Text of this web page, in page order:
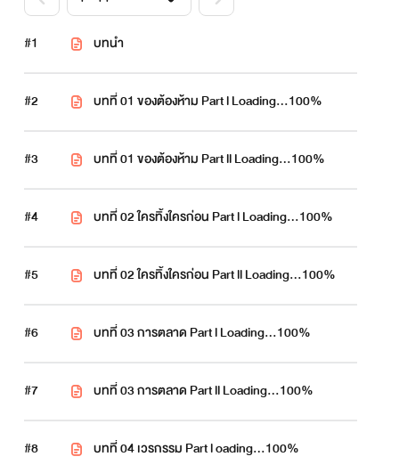
#1 บทนำ
#2 บทที่ 01 ของต้องห้าม Part l Loading…100%
#3 บทที่ 01 ของต้องห้าม Part ll Loading…100%
#4 บทที่ 02 ใครทิ้งใครก่อน Part l Loading…100%
#5 บทที่ 02 ใครทิ้งใครก่อน Part ll Loading…100%
#6 บทที่ 03 การตลาด Part l Loading…100%
#7 บทที่ 03 การตลาด Part ll Loading…100%
#8 บทที่ 04 เวรกรรม Part l oading…100%